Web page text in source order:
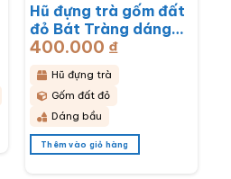
Hũ đựng trà gốm đất
đỏ Bát Tràng dáng
bầu hoạ tiết hoa cúc
hoạ mi trắng BT-
HĐT10
400.000 ₫
Hũ đựng trà
Gốm đất đỏ
Dáng bầu
Thêm vào giỏ hàng